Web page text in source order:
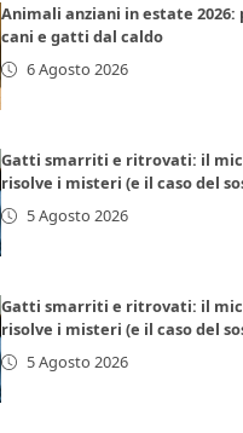
Animali anziani in estate
cani e gatti dal caldo
6 Agosto 2026
Gatti smarriti e ritrovati: il
risolve i misteri (e il caso del
5 Agosto 2026
Gatti smarriti e ritrovati: il
risolve i misteri (e il caso del
5 Agosto 2026